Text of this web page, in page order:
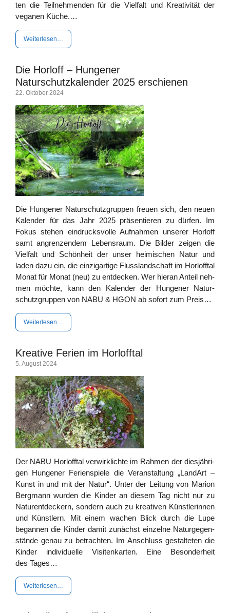
ten die Teil­neh­men­den für die Viel­falt und Krea­ti­vi­tät der
vega­nen Küche.…
Wei­ter­le­sen…
Die Horloff – Hungener
Naturschutzkalender 2025 erschienen
22. Okto­ber 2024
Die Hun­ge­ner Natur­schutz­grup­pen freu­en sich, den neu­en
Kalen­der für das Jahr 2025 prä­sen­tie­ren zu dür­fen. Im
Fokus ste­hen ein­drucks­vol­le Auf­nah­men unse­rer Horl­off
samt angren­zen­dem Lebens­raum. Die Bil­der zei­gen die
Viel­falt und Schön­heit der unser hei­mi­schen Natur und
laden dazu ein, die ein­zig­ar­ti­ge Fluss­land­schaft im Horl­off­tal
Monat für Monat (neu) zu ent­de­cken. Wer hier­an Anteil neh­
men möch­te, kann den Kalen­der der Hun­ge­ner Natur­
schutz­grup­pen von NABU & HGON ab sofort zum Preis…
Wei­ter­le­sen…
Kreative Ferien im Horlofftal
5. August 2024
Der NABU Horl­off­tal ver­wirk­lich­te im Rah­men der dies­jäh­ri­
gen Hun­ge­ner Feri­en­spie­le die Ver­an­stal­tung „Land­Art –
Kunst in und mit der Natur“. Unter der Lei­tung von Mari­on
Berg­mann wur­den die Kin­der an die­sem Tag nicht nur zu
Natur­ent­de­ckern, son­dern auch zu krea­ti­ven Künst­le­rin­nen
und Künst­lern. Mit einem wachen Blick durch die Lupe
began­nen die Kin­der damit zunächst ein­zel­ne Natur­ge­gen­
stän­de genau zu betrach­ten. Im Anschluss gestal­te­ten die
Kin­der indi­vi­du­el­le Visi­ten­kar­ten. Eine Beson­der­heit
des Tages…
Wei­ter­le­sen…